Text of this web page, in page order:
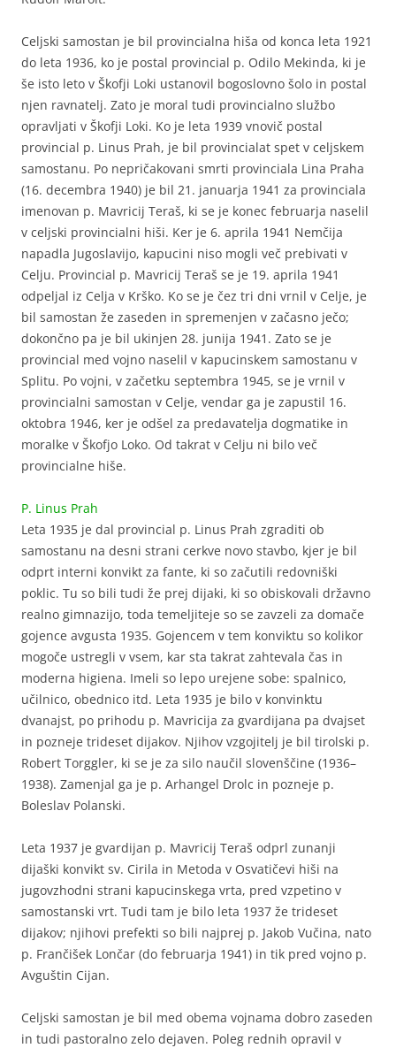
Celjski samostan je bil provincialna hiša od konca leta 1921
do leta 1936, ko je postal provincial p. Odilo Mekinda, ki je
še isto leto v Škofji Loki ustanovil bogoslovno šolo in postal
njen ravnatelj. Zato je moral tudi provincialno službo
opravljati v Škofji Loki. Ko je leta 1939 vnovič postal
provincial p. Linus Prah, je bil provincialat spet v celjskem
samostanu. Po nepričakovani smrti provinciala Lina Praha
(16. decembra 1940) je bil 21. januarja 1941 za provinciala
imenovan p. Mavricij Teraš, ki se je konec februarja naselil
v celjski provincialni hiši. Ker je 6. aprila 1941 Nemčija
napadla Jugoslavijo, kapucini niso mogli več prebivati v
Celju. Provincial p. Mavricij Teraš se je 19. aprila 1941
odpeljal iz Celja v Krško. Ko se je čez tri dni vrnil v Celje, je
bil samostan že zaseden in spremenjen v začasno ječo;
dokončno pa je bil ukinjen 28. junija 1941. Zato se je
provincial med vojno naselil v kapucinskem samostanu v
Splitu. Po vojni, v začetku septembra 1945, se je vrnil v
provincialni samostan v Celje, vendar ga je zapustil 16.
oktobra 1946, ker je odšel za predavatelja dogmatike in
moralke v Škofjo Loko. Od takrat v Celju ni bilo več
provincialne hiše.
P. Linus Prah
Leta 1935 je dal provincial p. Linus Prah zgraditi ob
samostanu na desni strani cerkve novo stavbo, kjer je bil
odprt interni konvikt za fante, ki so začutili redovniški
poklic. Tu so bili tudi že prej dijaki, ki so obiskovali državno
realno gimnazijo, toda temeljiteje so se zavzeli za domače
gojence avgusta 1935. Gojencem v tem konviktu so kolikor
mogoče ustregli v vsem, kar sta takrat zahtevala čas in
moderna higiena. Imeli so lepo urejene sobe: spalnico,
učilnico, obednico itd. Leta 1935 je bilo v konvinktu
dvanajst, po prihodu p. Mavricija za gvardijana pa dvajset
in pozneje trideset dijakov. Njihov vzgojitelj je bil tirolski p.
Robert Torggler, ki se je za silo naučil slovenščine (1936–
1938). Zamenjal ga je p. Arhangel Drolc in pozneje p.
Boleslav Polanski.
Leta 1937 je gvardijan p. Mavricij Teraš odprl zunanji
dijaški konvikt sv. Cirila in Metoda v Osvatičevi hiši na
jugovzhodni strani kapucinskega vrta, pred vzpetino v
samostanski vrt. Tudi tam je bilo leta 1937 že trideset
dijakov; njihovi prefekti so bili najprej p. Jakob Vučina, nato
p. Frančišek Lončar (do februarja 1941) in tik pred vojno p.
Avguštin Cijan.
Celjski samostan je bil med obema vojnama dobro zaseden
in tudi pastoralno zelo dejaven. Poleg rednih opravil v